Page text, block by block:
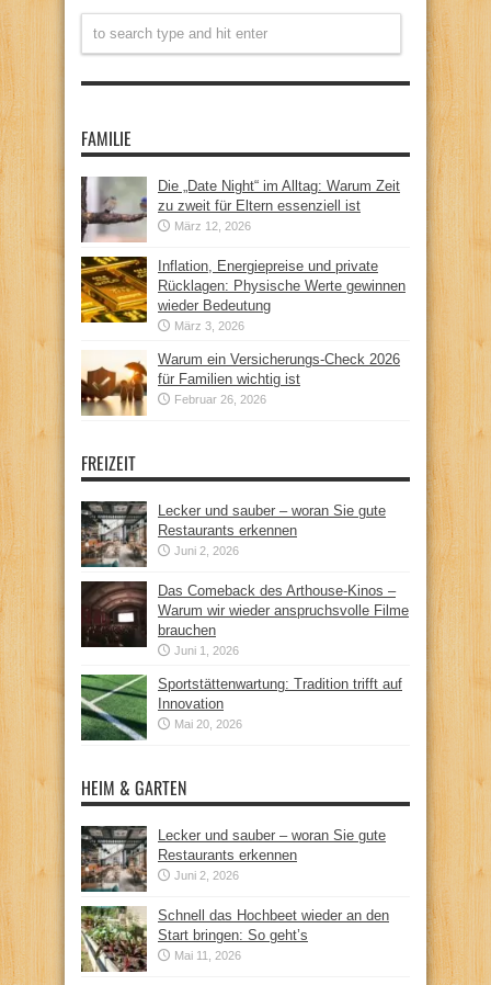
FAMILIE
Die „Date Night“ im Alltag: Warum Zeit
zu zweit für Eltern essenziell ist
März 12, 2026
Inflation, Energiepreise und private
Rücklagen: Physische Werte gewinnen
wieder Bedeutung
März 3, 2026
Warum ein Versicherungs-Check 2026
für Familien wichtig ist
Februar 26, 2026
FREIZEIT
Lecker und sauber – woran Sie gute
Restaurants erkennen
Juni 2, 2026
Das Comeback des Arthouse-Kinos –
Warum wir wieder anspruchsvolle Filme
brauchen
Juni 1, 2026
Sportstättenwartung: Tradition trifft auf
Innovation
Mai 20, 2026
HEIM & GARTEN
Lecker und sauber – woran Sie gute
Restaurants erkennen
Juni 2, 2026
Schnell das Hochbeet wieder an den
Start bringen: So geht’s
Mai 11, 2026